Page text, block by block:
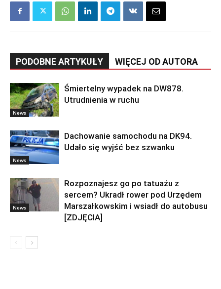
PODOBNE ARTYKUŁY WIĘCEJ OD AUTORA
News
Śmiertelny wypadek na DW878.
Utrudnienia w ruchu
News
Dachowanie samochodu na DK94.
Udało się wyjść bez szwanku
News
Rozpoznajesz go po tatuażu z
sercem? Ukradł rower pod Urzędem
Marszałkowskim i wsiadł do autobusu
[ZDJĘCIA]